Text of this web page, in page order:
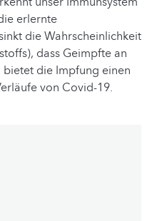
erlernte
die Wahrscheinlichkeit
dass Geimpfte an
die Impfung einen
von Covid-19.